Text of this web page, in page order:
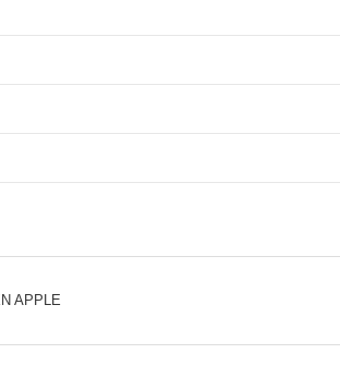
APPLE